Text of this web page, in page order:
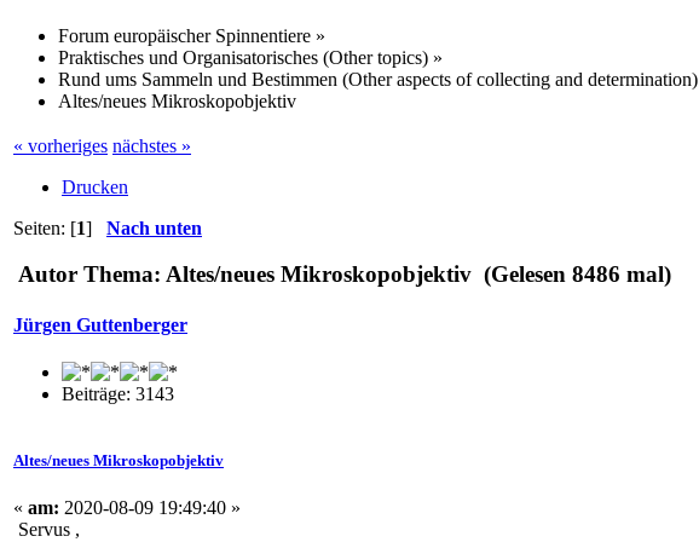
Forum europäischer Spinnentiere »
Praktisches und Organisatorisches (Other topics) »
Rund ums Sammeln und Bestimmen (Other aspects of collecting and determination)
Altes/neues Mikroskopobjektiv
« vorheriges nächstes »
Drucken
Seiten: [1] Nach unten
Autor Thema: Altes/neues Mikroskopobjektiv (Gelesen 8486 mal)
Jürgen Guttenberger
Beiträge: 3143
Altes/neues Mikroskopobjektiv
« am: 2020-08-09 19:49:40 »
Servus ,